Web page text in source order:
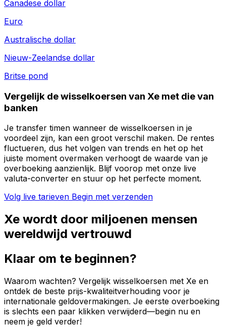
Canadese dollar
Euro
Australische dollar
Nieuw-Zeelandse dollar
Britse pond
Vergelijk de wisselkoersen van Xe met die van
banken
Je transfer timen wanneer de wisselkoersen in je
voordeel zijn, kan een groot verschil maken. De rentes
fluctueren, dus het volgen van trends en het op het
juiste moment overmaken verhoogt de waarde van je
overboeking aanzienlijk. Blijf voorop met onze live
valuta-converter en stuur op het perfecte moment.
Volg live tarieven Begin met verzenden
Xe wordt door miljoenen mensen
wereldwijd vertrouwd
Klaar om te beginnen?
Waarom wachten? Vergelijk wisselkoersen met Xe en
ontdek de beste prijs-kwaliteitverhouding voor je
internationale geldovermakingen. Je eerste overboeking
is slechts een paar klikken verwijderd—begin nu en
neem je geld verder!